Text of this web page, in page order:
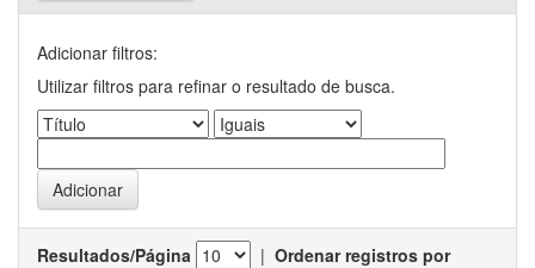
Adicionar filtros:
Utilizar filtros para refinar o resultado de busca.
Resultados/Página | Ordenar registros por